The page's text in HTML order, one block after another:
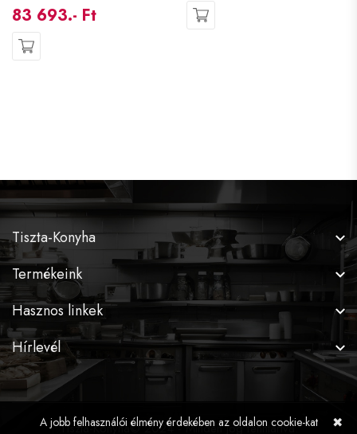
83 693.- Ft
Tiszta-Konyha
Termékeink
Hasznos linkek
Hírlevél
Tiszta-Konyha© 2024 - Minden jog fenntartva.
A jobb felhasználói élmény érdekében az oldalon cookie-kat
✖